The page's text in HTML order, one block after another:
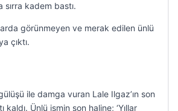
sırra kadem bastı.
görünmeyen ve merak edilen ünlü
çıktı.
ile damga vuran Lale Ilgaz’ın son
kaldı. Ünlü ismin son haline; ‘Yıllar